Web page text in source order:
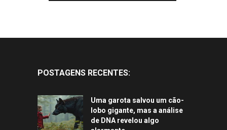
POSTAGENS RECENTES:
Uma garota salvou um cão-
lobo gigante, mas a análise
de DNA revelou algo